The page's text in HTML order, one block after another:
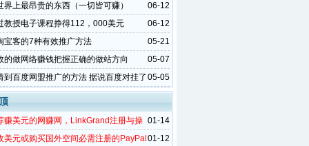
06-12
界上最昂贵的东西（一切皆可赚）
06-12
教授电子课程挣得112，000美元
05-21
宝客的7种有效推广方法
05-07
的做网络赚钱把握正确的做站方向
05-05
到百度网盟推广的方法 据说百度对挂了
广的网站收录会好些
01-14
赚美元的网赚网，LinkGrand注册与操
01-12
美元或购买国外空间必需注册的PayPal